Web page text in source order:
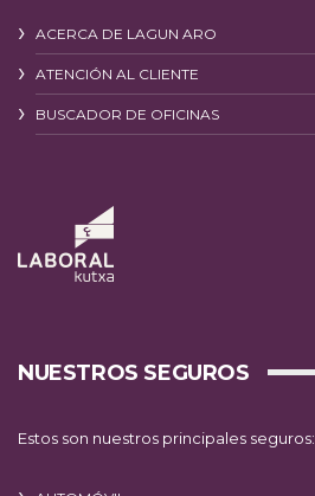
ACERCA DE LAGUN ARO
ATENCIÓN AL CLIENTE
BUSCADOR DE OFICINAS
NUESTROS SEGUROS
Estos son nuestros principales seguros: